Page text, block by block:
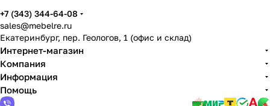
+7 (343) 344-64-08
sales@mebelre.ru
Екатеринбург, пер. Геологов, 1 (офис и склад)
Интернет-магазин
Компания
Информация
Помощь